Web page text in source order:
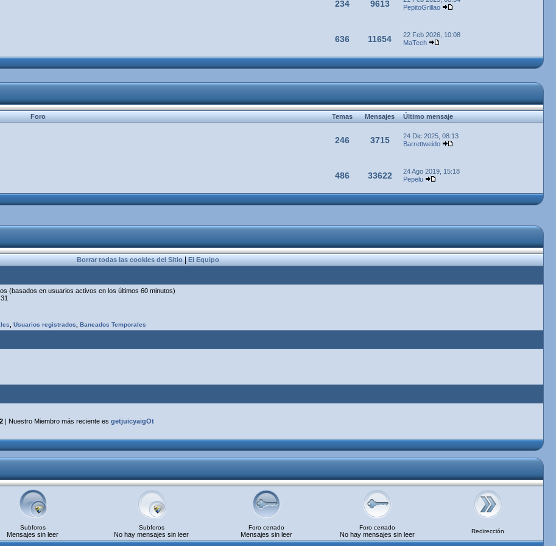
234 9613
PepitoGrillao
636 11654
22 Feb 2026, 10:08
MaTech
Foro TemasMensajesÚltimo mensaje
246 3715
24 Dic 2025, 08:13
Barrettweido
486 33622
24 Ago 2019, 15:18
Pepelu
Borrar todas las cookies del Sitio|El Equipo
(basados en usuarios activos en los últimos 60 minutos)
Usuarios registrados Baneados Temporales
| Nuestro Miembro más reciente es getjuicyaigOt
Subforos
Mensajes sin leer
Subforos
No hay mensajes sin leer
Foro cerrado
Mensajes sin leer
Foro cerrado
No hay mensajes sin leer Redirección